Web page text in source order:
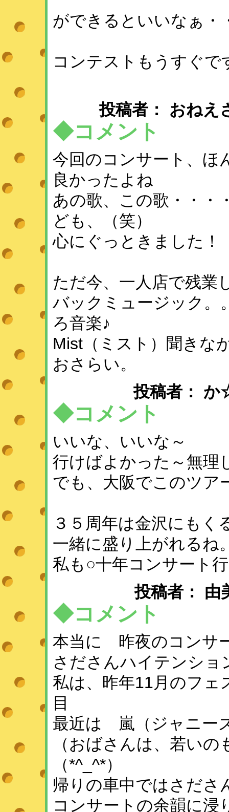
ができるといいなぁ・
コンテストもうすぐ
投稿者： おねえ
◆コメント
今回のコンサート、ほ
良かったよね
あの歌、この歌・・・
ども、（笑）
心にぐっときました！
ただ今、一人店で残業
バックミュージック。
ろ音楽♪
Mist（ミスト）聞きな
おさらい。
投稿者： か
◆コメント
いいな、いいな～
行けばよかった～無理
でも、大阪でこのツア
３５周年は金沢にもく
一緒に盛り上がれるね
私も○十年コンサート
投稿者： 由
◆コメント
本当に 昨夜のコンサ
さださんハイテンショ
私は、昨年11月のフェ
目
最近は 嵐（ジャニー
（おばさんは、若い
（*^_^*）
帰りの車中ではさださ
コンサートの余韻に浸